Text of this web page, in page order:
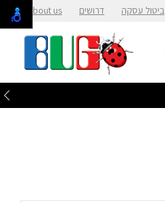
ביטול עסקה דרושים About us